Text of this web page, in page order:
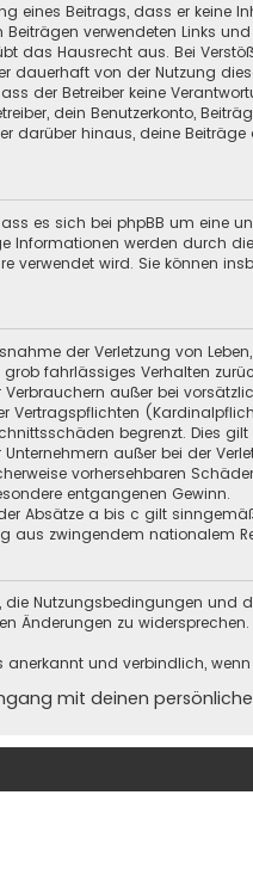
eines Beitrags, dass er keine
verwendeten Links
das Hausrecht aus. Bei
dauerhaft von der Nutzung
der Betreiber keine
dein Benutzerkonto,
darüber hinaus, deine
es sich bei phpBB um eine
Informationen werden durch
verwendet wird. Sie können
der Verletzung von
fahrlässiges Verhalten
außer bei
Vertragspflichten
begrenzt. Dies
außer bei der
vorhersehbaren
entgangenen Gewinn.
Absätze a bis c gilt
aus zwingendem nationalem
die Nutzungsbedingungen und
Änderungen zu
anerkannt und verbindlich,
mit deinen